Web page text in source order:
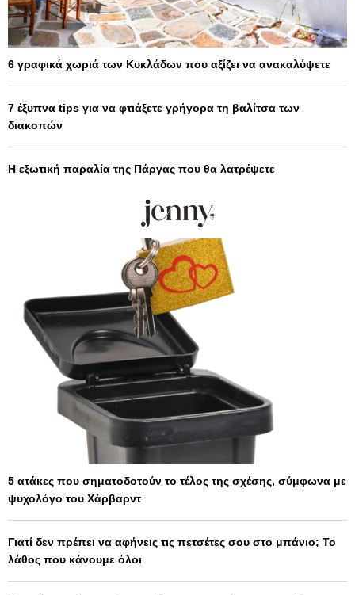
6 γραφικά χωριά των Κυκλάδων που αξίζει να ανακαλύψετε
7 έξυπνα tips για να φτιάξετε γρήγορα τη βαλίτσα των
διακοπών
Η εξωτική παραλία της Πάργας που θα λατρέψετε
5 ατάκες που σηματοδοτούν το τέλος της σχέσης, σύμφωνα με
ψυχολόγο του Χάρβαρντ
Γιατί δεν πρέπει να αφήνεις τις πετσέτες σου στο μπάνιο; Το
λάθος που κάνουμε όλοι